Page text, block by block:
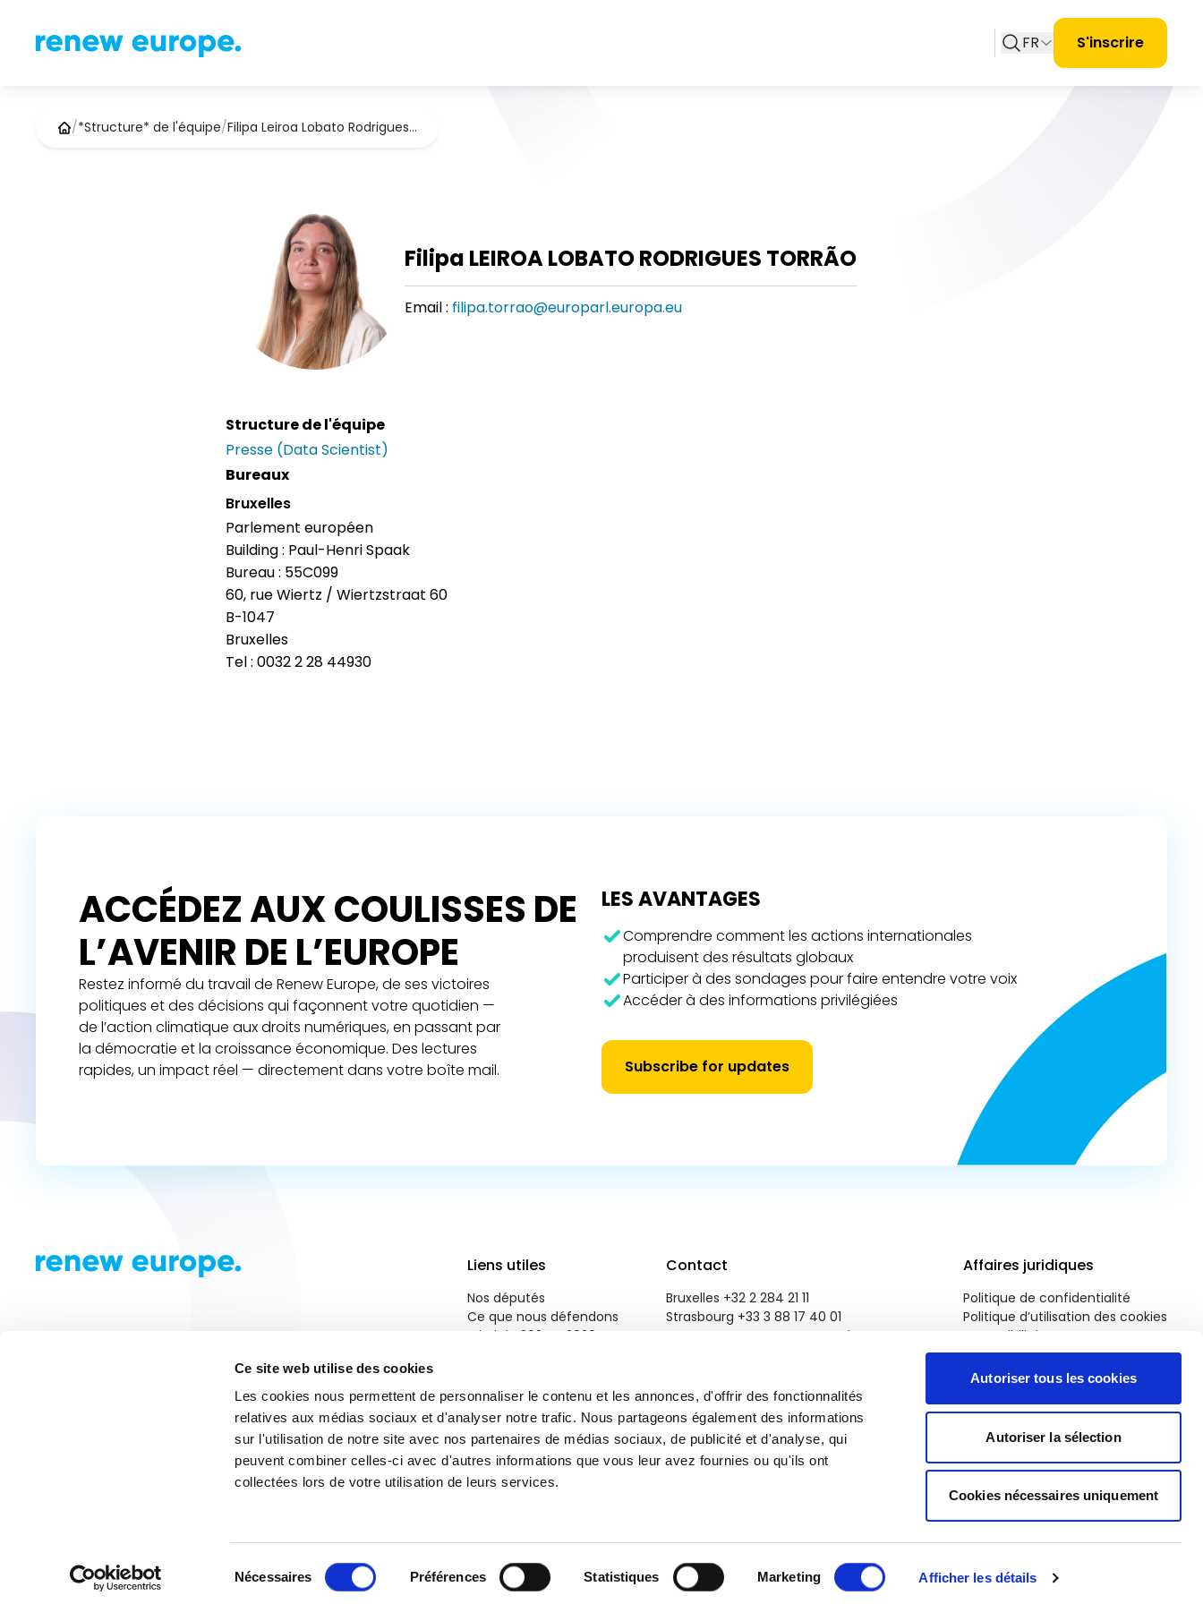
Ce site web utilise des cookies
Les cookies nous permettent de personnaliser le contenu et les annonces, d'offrir des fonctionnalités
relatives aux médias sociaux et d'analyser notre trafic. Nous partageons également des informations
sur l'utilisation de notre site avec nos partenaires de médias sociaux, de publicité et d'analyse, qui
peuvent combiner celles-ci avec d'autres informations que vous leur avez fournies ou qu'ils ont
collectées lors de votre utilisation de leurs services.
Nécessaires Préférences Statistiques Marketing Afficher les détails
Autoriser tous les cookies
Autoriser la sélection
Cookies nécessaires uniquement
FR S'inscrire
/*Structure* de l'équipe/Filipa Leiroa Lobato Rodrigues…
Filipa LEIROA LOBATO RODRIGUES TORRÃO
Email : filipa.torrao@europarl.europa.eu
Structure de l'équipe
Presse (Data Scientist)
Bureaux
Bruxelles
Parlement européen
Building : Paul-Henri Spaak
Bureau : 55C099
60, rue Wiertz / Wiertzstraat 60
B-1047
Bruxelles
Tel : 0032 2 28 44930
ACCÉDEZ AUX COULISSES DE
L’AVENIR DE L’EUROPE
Restez informé du travail de Renew Europe, de ses victoires
politiques et des décisions qui façonnent votre quotidien —
de l’action climatique aux droits numériques, en passant par
la démocratie et la croissance économique. Des lectures
rapides, un impact réel — directement dans votre boîte mail.
LES AVANTAGES
Comprendre comment les actions internationales
produisent des résultats globaux
Participer à des sondages pour faire entendre votre voix
Accéder à des informations privilégiées
Subscribe for updates
Liens utiles
Nos députés
Ce que nous défendons
Priorités 2024 - 2029
Contactez-nous
Contact
Bruxelles +32 2 284 21 11
Strasbourg +33 3 88 17 40 01
reneweuropegroup@europarl.europa.eu
Affaires juridiques
Politique de confidentialité
Politique d’utilisation des cookies
Accessibilité
© Renew Europe 2024. Tous droits réservés. Créé parBrand Response.